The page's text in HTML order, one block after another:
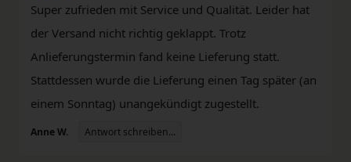
Super zufrieden mit Service und Qualität. Leider hat
der Versand nicht richtig geklappt. Trotz
Anlieferungstermin fand keine Lieferung statt.
Stattdessen wurde die Lieferung einen Tag später (an
einem Sonntag) unangekündigt zugestellt.
Anne W. Antwort schreiben...